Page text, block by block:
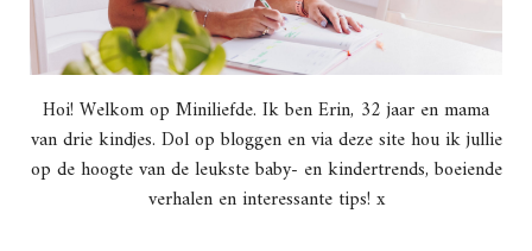
Hoi! Welkom op Miniliefde. Ik ben Erin, 32 jaar en mama
van drie kindjes. Dol op bloggen en via deze site hou ik jullie
op de hoogte van de leukste baby- en kindertrends, boeiende
verhalen en interessante tips! x